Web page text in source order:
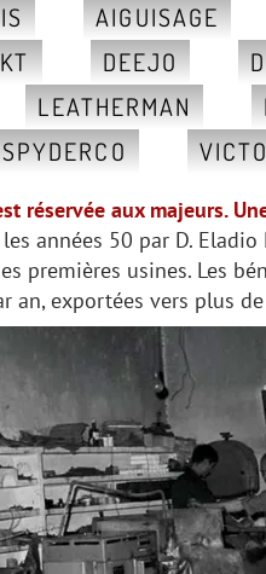
AIGUISAGE
DEEJO
LEATHERMAN
SPYDERCO
réservée aux majeurs.
années 50 par D.
premières usines. Les
exportées vers plus